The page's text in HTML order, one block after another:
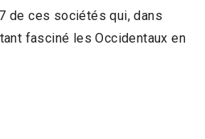
de ces sociétés qui, dans
fasciné les Occidentaux en